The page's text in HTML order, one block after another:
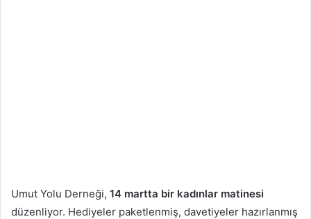
Umut Yolu Derneği, 14 martta bir kadınlar matinesi
düzenliyor. Hediyeler paketlenmiş, davetiyeler hazırlanmış